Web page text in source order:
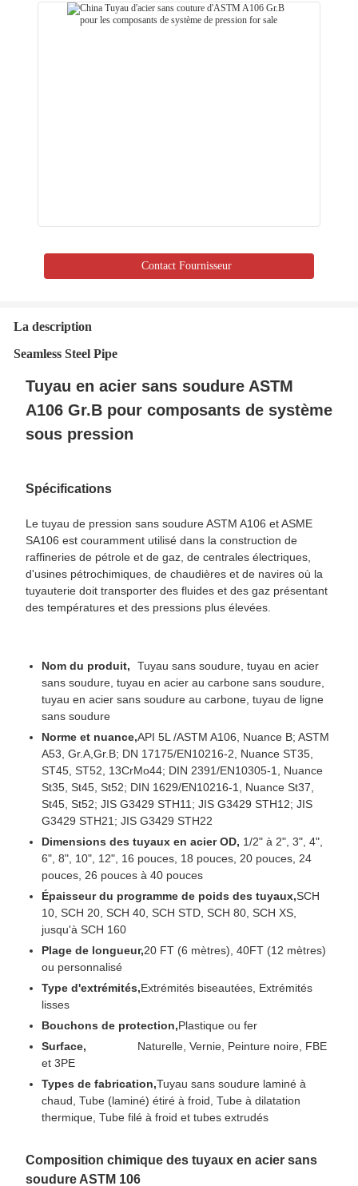
Contact Fournisseur
La description
Seamless Steel Pipe
Tuyau en acier sans soudure ASTM
A106 Gr.B pour composants de système
sous pression
Spécifications
Le tuyau de pression sans soudure ASTM A106 et ASME
SA106 est couramment utilisé dans la construction de
raffineries de pétrole et de gaz, de centrales électriques,
d'usines pétrochimiques, de chaudières et de navires où la
tuyauterie doit transporter des fluides et des gaz présentant
des températures et des pressions plus élevées.
Nom du produit,
Tuyau sans soudure, tuyau en acier
sans soudure, tuyau en acier au carbone sans soudure,
tuyau en acier sans soudure au carbone, tuyau de ligne
sans soudure
Norme et nuance,API 5L /ASTM A106, Nuance B; ASTM
A53, Gr.A,Gr.B; DN 17175/EN10216-2, Nuance ST35,
ST45, ST52, 13CrMo44; DIN 2391/EN10305-1, Nuance
St35, St45, St52; DIN 1629/EN10216-1, Nuance St37,
St45, St52; JIS G3429 STH11; JIS G3429 STH12; JIS
G3429 STH21; JIS G3429 STH22
Dimensions des tuyaux en acier OD, 1/2" à 2", 3", 4",
6", 8", 10", 12", 16 pouces, 18 pouces, 20 pouces, 24
pouces, 26 pouces à 40 pouces
Épaisseur du programme de poids des tuyaux,SCH
10, SCH 20, SCH 40, SCH STD, SCH 80, SCH XS,
jusqu'à SCH 160
Plage de longueur,20 FT (6 mètres), 40FT (12 mètres)
ou personnalisé
Type d'extrémités,Extrémités biseautées, Extrémités
lisses
Bouchons de protection,Plastique ou fer
Surface,
Naturelle, Vernie, Peinture noire, FBE
et 3PE
Types de fabrication,Tuyau sans soudure laminé à
chaud, Tube (laminé) étiré à froid, Tube à dilatation
thermique, Tube filé à froid et tubes extrudés
Composition chimique des tuyaux en acier sans
soudure ASTM 106